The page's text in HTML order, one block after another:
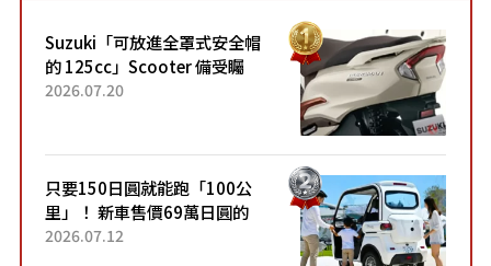
Suzuki「可放進全罩式安全帽
的 125cc」Scooter 備受矚
目！採用全新流線設計與各項
2026.07.20
只要150日圓就能跑「100公
里」！ 新車售價69萬日圓的
「3人座」Trike大受歡迎！ 順
2026.07.12